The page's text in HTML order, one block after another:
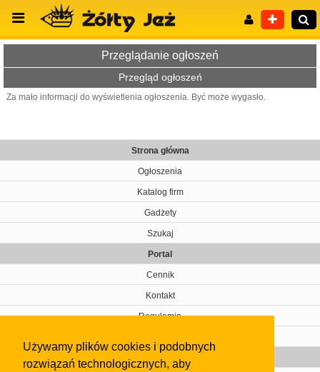
Używamy plików cookies i podobnych
rozwiązań technologicznych, aby
Przeglądanie ogłoszeń
Przegląd ogłoszeń
Za mało informacji do wyświetlenia ogłoszenia. Być może wygasło.
Strona główna
Ogłoszenia
Katalog firm
Gadżety
Szukaj
Portal
Cennik
Kontakt
Regulamin
Gazeta